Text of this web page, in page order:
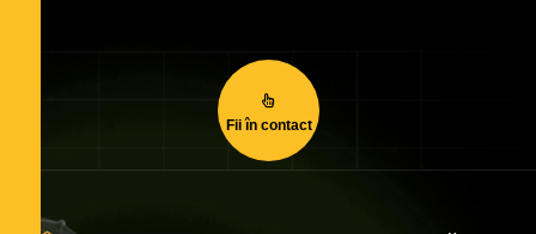
Fii în contact